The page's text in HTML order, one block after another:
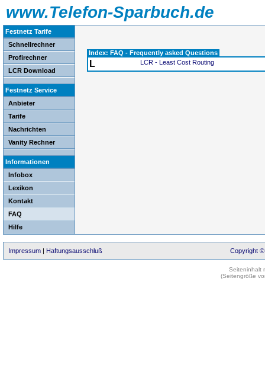
www.Telefon-Sparbuch.de
Festnetz Tarife
Schnellrechner
Profirechner
LCR Download
Festnetz Service
Anbieter
Tarife
Nachrichten
Vanity Rechner
Informationen
Infobox
Lexikon
Kontakt
FAQ
Hilfe
Index: FAQ - Frequently asked Questions
L LCR - Least Cost Routing
Impressum | Haftungsausschluß Copyright ©
Seiteninhalt
(Seitengröße